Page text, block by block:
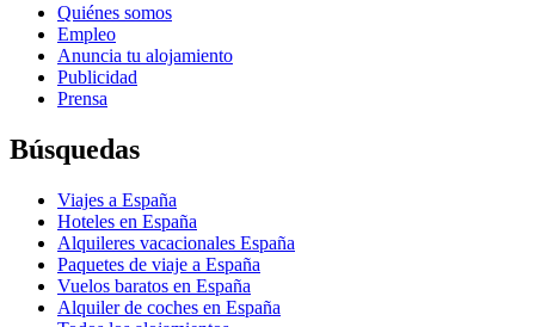
Quiénes somos
Empleo
Anuncia tu alojamiento
Publicidad
Prensa
Búsquedas
Viajes a España
Hoteles en España
Alquileres vacacionales España
Paquetes de viaje a España
Vuelos baratos en España
Alquiler de coches en España